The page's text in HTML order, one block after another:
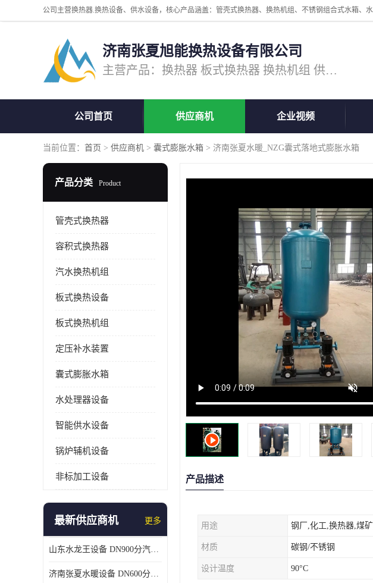
济南张夏旭能换热设备有限公司
主营产品：换热器 板式换热器 换热机组 供水设备 水处理设备
公司首页 供应商机 企业视频
当前位置： 首页 > 供应商机 > 囊式膨胀水箱 > 济南张夏水暖_NZG囊式落地式膨胀水箱
产品分类 Product
管壳式换热器
容积式换热器
汽水换热机组
板式换热设备
板式换热机组
定压补水装置
囊式膨胀水箱
水处理器设备
智能供水设备
锅炉辅机设备
非标加工设备
最新供应商机 更多
山东水龙王设备 DN900分汽缸 分集水器
济南张夏水暖设备 DN600分汽缸 分集水器
产品描述
用途
材质 碳钢/不锈钢
设计温度 90°C